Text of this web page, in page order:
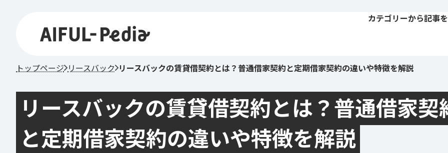
カテゴリーから記事
トップページ リースバック リースバックの賃貸借契約とは？普通借家契約と定期借家契約の違いや特徴を解説
リースバックの賃貸借契約とは？普通借家契
と定期借家契約の違いや特徴を解説